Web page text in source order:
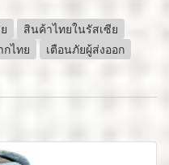
สินค้าไทยในรัสเซีย
ไทย เตือนภัยผู้ส่งออก